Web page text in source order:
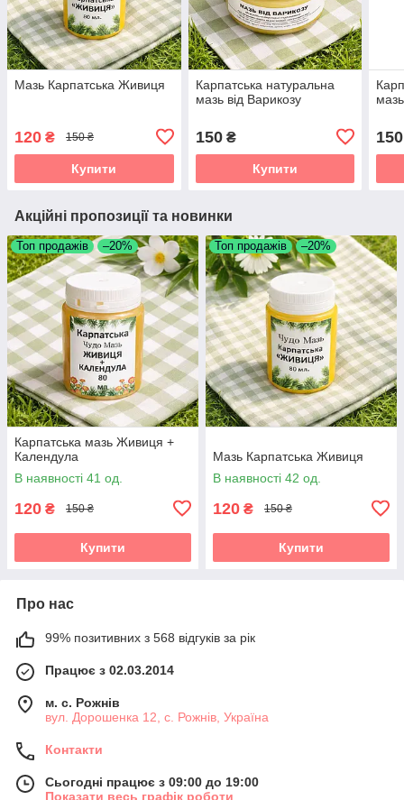
Мазь Карпатська Живиця
120 ₴ 150 ₴
Купити
Карпатська натуральна
мазь від Варикозу
150₴
Купити
150
Акційні пропозиції та новинки
Топ продажів –20%
Карпатська мазь Живиця +
Календула
В наявності 41 од.
120 ₴ 150 ₴
Купити
Топ продажів –20%
Мазь Карпатська Живиця
В наявності 42 од.
120 ₴ 150 ₴
Купити
Про нас
99% позитивних з 568 відгуків за рік
Працює з 02.03.2014
м. с. Рожнів
вул. Дорошенка 12, с. Рожнів, Україна
Контакти
Сьогодні працює з 09:00 до 19:00
Показати весь графік роботи